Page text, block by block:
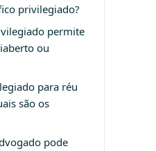
privilegiado?
permite
ou
para réu
são os
pode